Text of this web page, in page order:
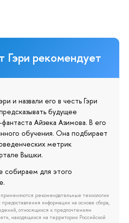
Гэри рекомендует
и назвали его в честь Гэри
будущее
Айзека Азимова. В его
обучения. Она подбирает
метрик
Вышки.
собираем для этого
рекомендательные технологии
информации на основе сбора,
относящихся к предпочтениям
находящихся на территории Российской